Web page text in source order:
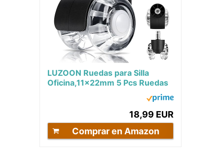
LUZOON Ruedas para Silla
Oficina,11x22mm 5 Pcs Ruedas
para Silla Oficina, 360 grados,
18,99 EUR
Comprar en Amazon